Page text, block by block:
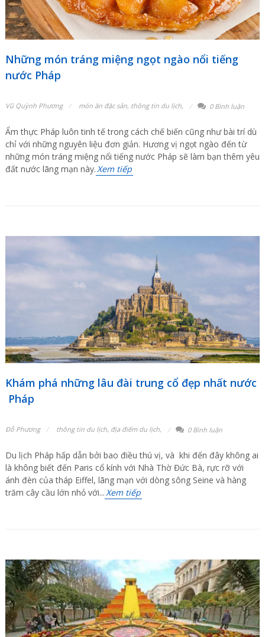
Những món tráng miệng ngọt ngào nổi tiếng
nước Pháp
Vũ Quỳnh Phương món ăn đặc sản, thông tin du lịch, 0 Bình luận
Ẩm thực Pháp luôn tinh tế trong cách chế biến cũng như bài trí dù
chỉ với những nguyên liệu đơn giản. Hương vị ngọt ngào đến từ
những món tráng miệng nổi tiếng nước Pháp sẽ làm bạn thêm yêu
đất nước lãng mạn này. Xem tiếp
Khám phá những lâu đài trung cổ đẹp nhất nước
Pháp
Đỗ Phương thông tin du lịch, địa điểm du lịch, 0 Bình luận
Du lịch Pháp hấp dẫn bởi bao điều thú vị, và khi đến đây không ai
là không biết đến Paris cổ kính với Nhà Thờ Đức Bà, rực rỡ với
ánh đèn của tháp Eiffel, lãng mạn với dòng sông Seine và hàng
trăm cây cầu lớn nhỏ với... Xem tiếp